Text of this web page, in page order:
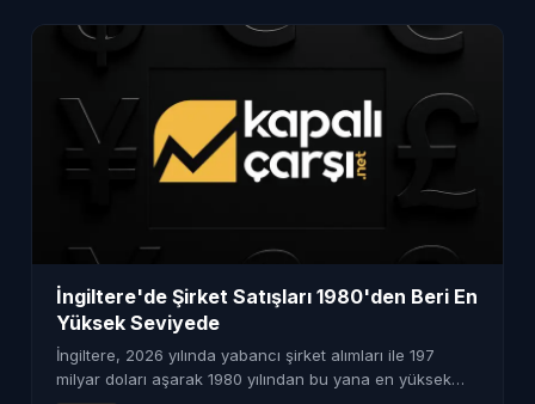
İngiltere'de Şirket Satışları 1980'den Beri En
Yüksek Seviyede
İngiltere, 2026 yılında yabancı şirket alımları ile 197
milyar doları aşarak 1980 yılından bu yana en yüksek